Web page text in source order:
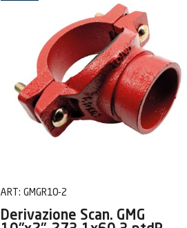
ART: GMGR10-2
Derivazione Scan. GMG